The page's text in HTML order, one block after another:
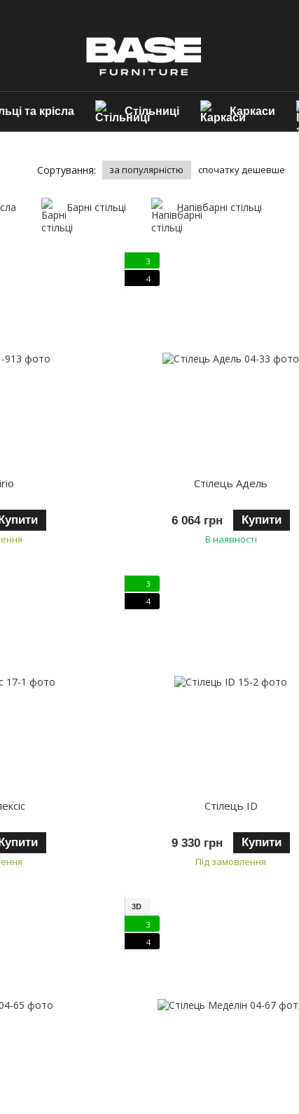
та крісла Стільниці Каркаси
Сортування: за популярністю спочатку дешевше
Барні стільці Напівбарні стільці
3
4
Стілець Адель
6 064 грн Купити
В наявності
Купити
3
4
Стілець ID
9 330 грн Купити
Під замовлення
3D
3
4